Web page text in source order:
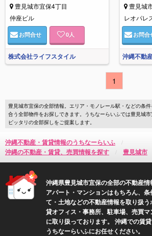
豊見城市宜保4丁目
仲座ビル
お問合せ 0人
株式会社ライフスタイル
豊見城
レオパレ
お問合
沖縄不動
1
豊見城市宜保の全部情報。エリア・モノレール駅・などの条
合う全部物件をお探しできます。うちなーらいふでは豊見城
ピッタリの全部探しをご提案します。
沖縄不動産・賃貸情報のうちなーらいふ
沖縄の不動産・賃貸、売買情報を探す
豊見城市
沖縄県豊見城市宜保の全部の不動産
アパート・マンションはもちろん、
て・土地などの不動産情報を取り扱
貸オフィス・事務所、駐車場、売買
に取り扱っております。 沖縄での賃
うちなーらいふにお任せください。